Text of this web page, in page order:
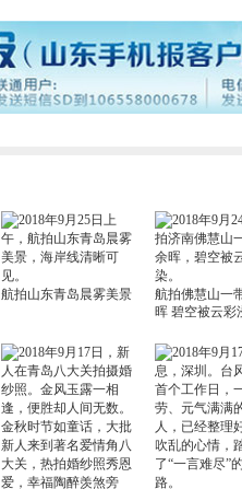
航拍山东青岛晨雾美景
航拍佛慧山一
晖 碧空被云彩